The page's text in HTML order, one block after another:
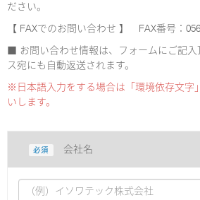
ださい。
【 FAXでのお問い合わせ 】 FAX番号：
■ お問い合わせ情報は、フォームにご記入
ス宛にも自動返送されます。
※日本語入力をする場合は「環境依存文字
いします。
必須 会社名